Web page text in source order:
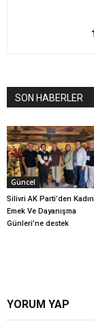
SON HABERLER
Güncel
Silivri AK Parti’den Kadın
Emek Ve Dayanışma
Günleri’ne destek
YORUM YAP